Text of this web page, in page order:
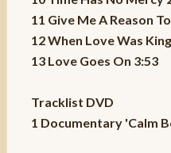
11 Give Me A Reason
12 When Love Was
13 Love Goes On 3:53
Tracklist DVD
1 Documentary 'Calm